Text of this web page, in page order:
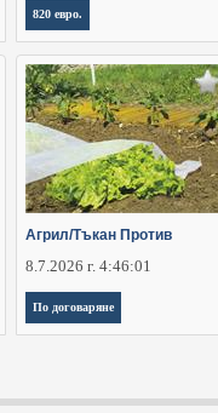
820 евро.
Агрил/Тъкан Против
8.7.2026 г. 4:46:01
По договаряне